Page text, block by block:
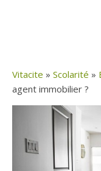
Vitacite » Scolarité »
agent immobilier ?